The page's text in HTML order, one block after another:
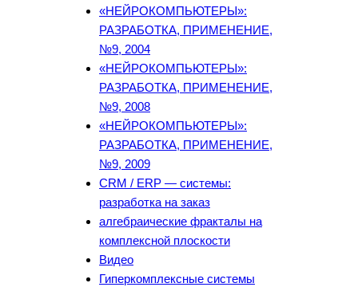
«НЕЙРОКОМПЬЮТЕРЫ»:
РАЗРАБОТКА, ПРИМЕНЕНИЕ,
№9, 2004
«НЕЙРОКОМПЬЮТЕРЫ»:
РАЗРАБОТКА, ПРИМЕНЕНИЕ,
№9, 2008
«НЕЙРОКОМПЬЮТЕРЫ»:
РАЗРАБОТКА, ПРИМЕНЕНИЕ,
№9, 2009
CRM / ERP — системы:
разработка на заказ
алгебраические фракталы на
комплексной плоскости
Видео
Гиперкомплексные системы